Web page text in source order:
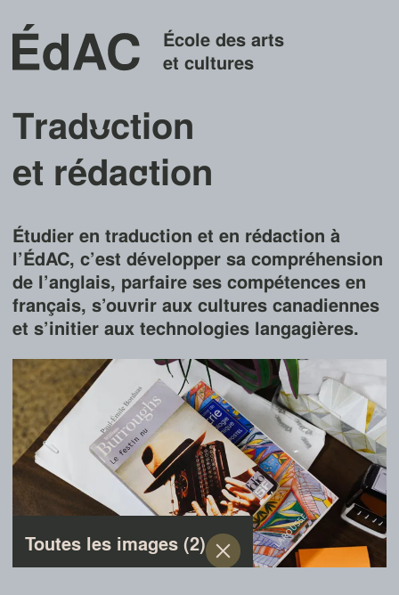
École des arts
et cultures
Traduction
et rédaction
Étudier en traduction et en rédaction à
l’ÉdAC, c’est développer sa compréhension
de l’anglais, parfaire ses compétences en
français, s’ouvrir aux cultures canadiennes
et s’initier aux technologies langagières.
Toutes les images (2)